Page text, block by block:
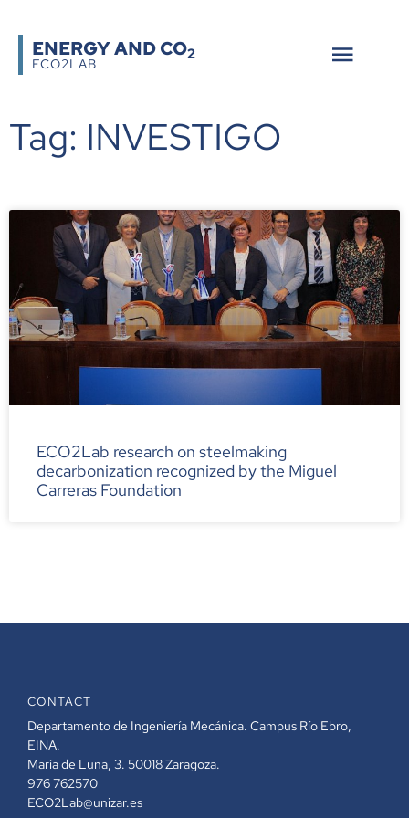
ENERGY AND CO2
ECO2LAB
Tag: INVESTIGO
ECO2Lab research on steelmaking
decarbonization recognized by the Miguel
Carreras Foundation
CONTACT
Departamento de Ingeniería Mecánica. Campus Río Ebro,
EINA.
María de Luna, 3. 50018 Zaragoza.
976 762570
ECO2Lab@unizar.es